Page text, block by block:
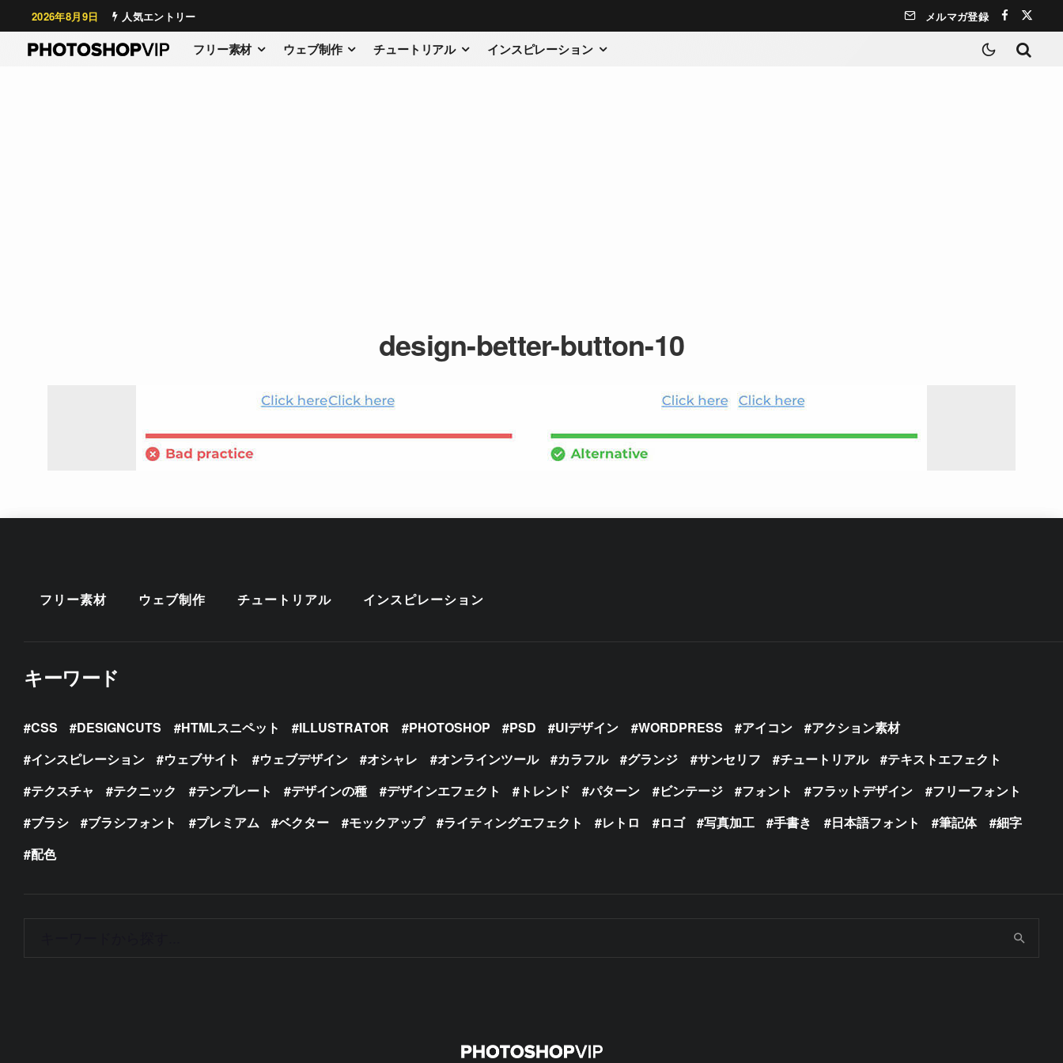
2026年8月9日 人気エントリー メルマガ登録
フリー素材 ウェブ制作 チュートリアル インスピレーション
design-better-button-10
フリー素材 ウェブ制作 チュートリアル インスピレーション
キーワード
CSS DESIGNCUTS HTMLスニペット ILLUSTRATOR PHOTOSHOP PSD UIデザイン WORDPRESS アイコン
アクション素材
インスピレーション
ウェブサイト ウェブデザイン オシャレ オンラインツール カラフル グランジ サンセリフ チュートリアル
テキストエフェクト
テクスチャ
テクニック テンプレート デザインの種 デザインエフェクト トレンド パターン ビンテージ フォント フラットデザイン
フリーフォント
ブラシ
ブラシフォント プレミアム ベクター モックアップ ライティングエフェクト レトロ ロゴ 写真加工 手書き 日本語フォント 筆記体
細字
配色